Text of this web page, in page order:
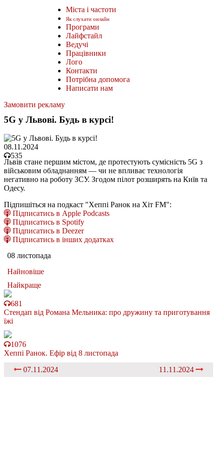
Міста і частоти
Як слухати онлайн
Програми
Лайфстайл
Ведучі
Працівники
Лого
Контакти
Потрібна допомога
Написати нам
Замовити рекламу
5G у Львові. Будь в курсі!
08.11.2024
535
Львів стане першим містом, де протестують сумісність 5G з
військовим обладнанням — чи не впливає технологія
негативно на роботу ЗСУ. Згодом пілот розширять на Київ та
Одесу.
Підпишіться на подкаст "Хеппі Ранок на Хіт FM":
Підписатись в Apple Podcasts
Підписатись в Spotify
Підписатись в Deezer
Підписатись в інших додатках
08 листопада
Найновіше
Найкраще
681
Стендап від Романа Мельника: про дружину та приготування
їжі
1076
Хеппі Ранок. Ефір від 8 листопада
07.11.2024
11.11.2024